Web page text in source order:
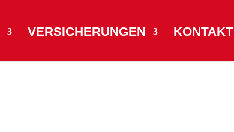
VERSICHERUNGEN KONTAKT